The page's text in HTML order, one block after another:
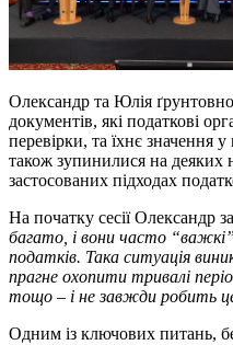
Олександр та Юлія
документів, які податкові
перевірки, та їхнє значення
також зупинилися на деяких
застосованих підходах
На початку сесії Олександр
багато, і вони часто
податків. Така ситуація
прагне охопити тривалі
тощо – і не завжди робить
Одним із ключових питань,